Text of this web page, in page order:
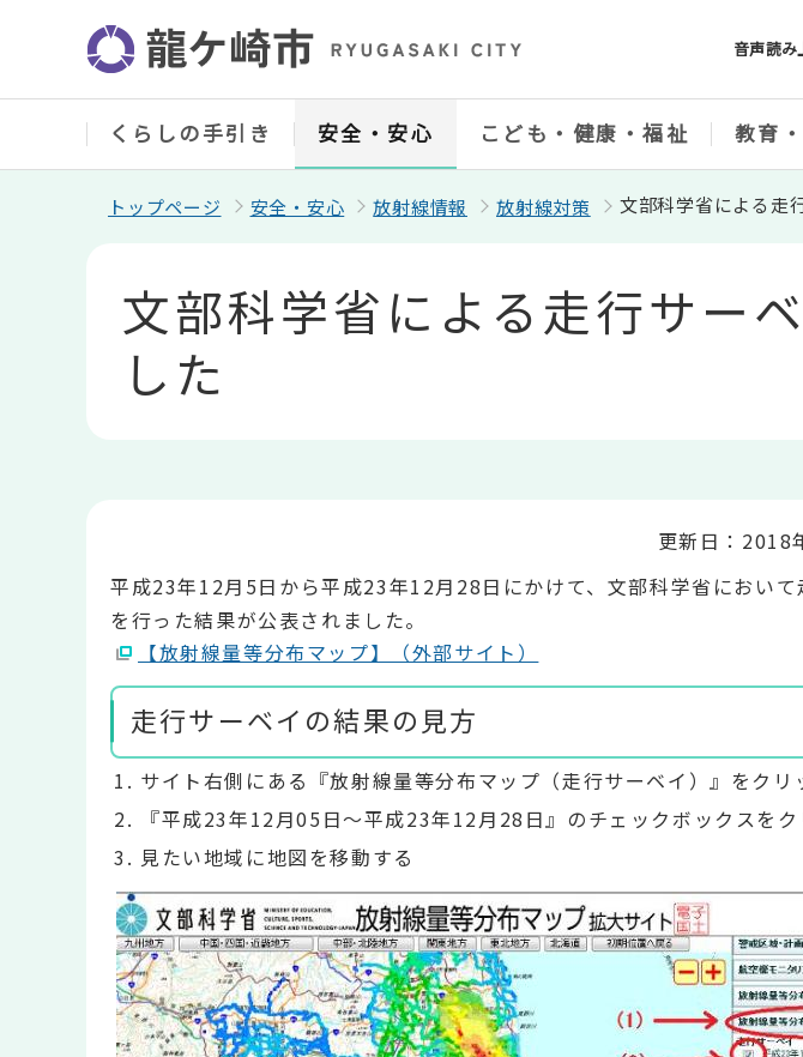
ジ
音声読み
くらしの手引き 安全・安心 こども・健康・福祉 教育
トップページ 安全・安心 放射線情報 放射線対策 文部科学省による走
文部科学省による走行サー
した
更新日：2018
平成23年12月5日から平成23年12月28日にかけて、文部科学省におい
を行った結果が公表されました。
【放射線量等分布マップ】（外部サイト）
走行サーベイの結果の見方
サイト右側にある『放射線量等分布マップ（走行サーベイ）』をクリ
『平成23年12月05日～平成23年12月28日』のチェックボックスをク
見たい地域に地図を移動する